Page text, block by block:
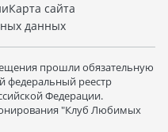
Карта сайта
данных
прошли обязательную
федеральный реестр
Федерации.
"Клуб Любимых